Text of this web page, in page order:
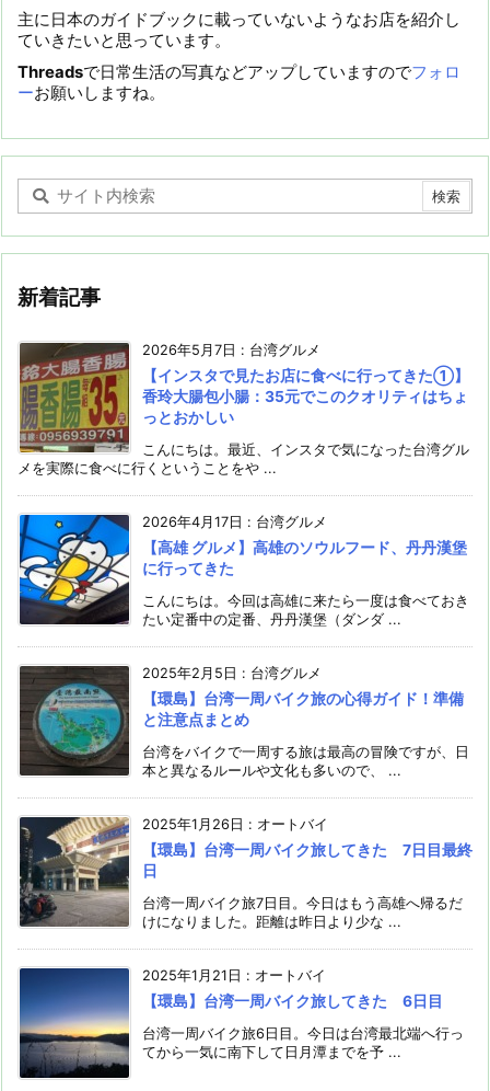
主に日本のガイドブックに載っていないようなお店を紹介し
ていきたいと思っています。
Threadsで日常生活の写真などアップしていますのでフォロ
ーお願いしますね。
新着記事
2026年5月7日 : 台湾グルメ
【インスタで見たお店に食べに行ってきた①】
香玲大腸包小腸：35元でこのクオリティはちょ
っとおかしい
こんにちは。最近、インスタで気になった台湾グル
メを実際に食べに行くということをや ...
2026年4月17日 : 台湾グルメ
【高雄 グルメ】高雄のソウルフード、丹丹漢堡
に行ってきた
こんにちは。今回は高雄に来たら一度は食べておき
たい定番中の定番、丹丹漢堡（ダンダ ...
2025年2月5日 : 台湾グルメ
【環島】台湾一周バイク旅の心得ガイド！準備
と注意点まとめ
台湾をバイクで一周する旅は最高の冒険ですが、日
本と異なるルールや文化も多いので、 ...
2025年1月26日 : オートバイ
【環島】台湾一周バイク旅してきた 7日目最終
日
台湾一周バイク旅7日目。今日はもう高雄へ帰るだ
けになりました。距離は昨日より少な ...
2025年1月21日 : オートバイ
【環島】台湾一周バイク旅してきた 6日目
台湾一周バイク旅6日目。今日は台湾最北端へ行っ
てから一気に南下して日月潭までを予 ...